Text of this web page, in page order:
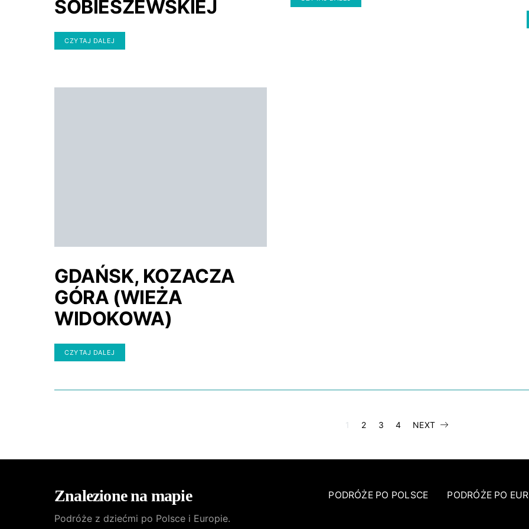
SOBIESZEWSKIEJ
CZYTAJ DALEJ
GDAŃSK, KOZACZA
GÓRA (WIEŻA
WIDOKOWA)
CZYTAJ DALEJ
1 2 3 4 NEXT
Znalezione na mapie PODRÓŻE PO POLSCE PODRÓŻE PO
Podróże z dziećmi po Polsce i Europie.